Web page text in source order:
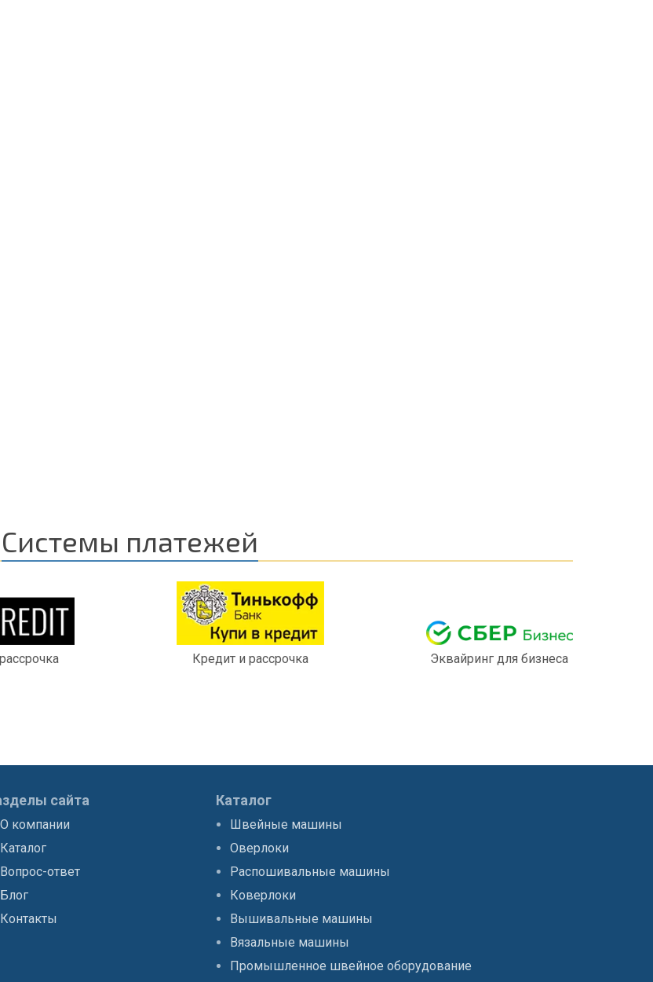
Системы платежей
Кредит и рассрочка Эквайринг для бизнеса
сайта
О компании
Каталог
Вопрос-ответ
Блог
Контакты
Каталог
Швейные машины
Оверлоки
Распошивальные машины
Коверлоки
Вышивальные машины
Вязальные машины
Промышленное швейное оборудование